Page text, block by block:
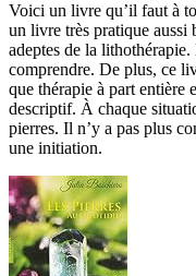
Voici un livre qu’il faut à
un livre très pratique aussi
adeptes de la
comprendre. De plus, ce
que thérapie à part entière
descriptif. À chaque
pierres. Il n’y a pas plus
une initiation.